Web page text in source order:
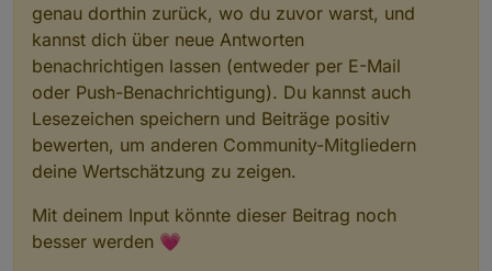
genau dorthin zurück, wo du zuvor warst, und
kannst dich über neue Antworten
benachrichtigen lassen (entweder per E-Mail
oder Push-Benachrichtigung). Du kannst auch
Lesezeichen speichern und Beiträge positiv
bewerten, um anderen Community-Mitgliedern
deine Wertschätzung zu zeigen.
Mit deinem Input könnte dieser Beitrag noch
besser werden 💗